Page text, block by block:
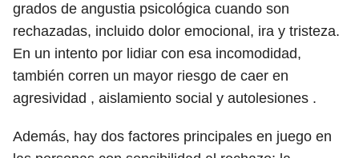
grados de angustia psicológica cuando son
rechazadas, incluido dolor emocional, ira y tristeza.
En un intento por lidiar con esa incomodidad,
también corren un mayor riesgo de caer en
agresividad , aislamiento social y autolesiones .
Además, hay dos factores principales en juego en